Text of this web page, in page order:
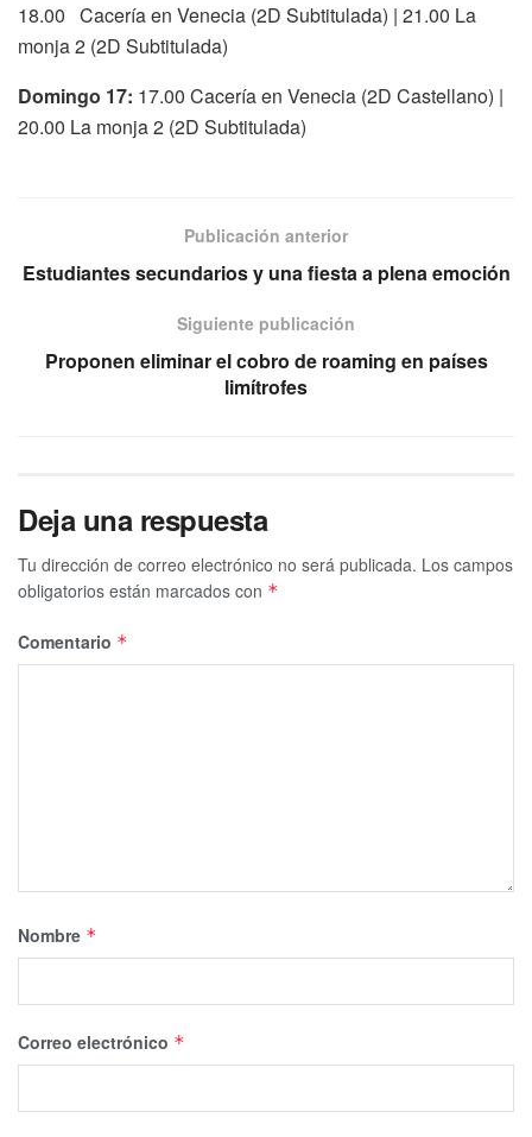
18.00 Cacería en Venecia (2D Subtitulada) | 21.00 La
monja 2 (2D Subtitulada)
Domingo 17: 17.00 Cacería en Venecia (2D Castellano) |
20.00 La monja 2 (2D Subtitulada)
Publicación anterior
Estudiantes secundarios y una fiesta a plena emoción
Siguiente publicación
Proponen eliminar el cobro de roaming en países
limítrofes
Deja una respuesta
Tu dirección de correo electrónico no será publicada. Los campos
obligatorios están marcados con *
Comentario *
Nombre *
Correo electrónico *